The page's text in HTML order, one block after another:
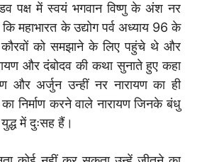
पक्ष में स्वयं भगवान विष्णु के अंश नर
महाभारत के उद्योग पर्व अध्याय 96 के
कौरवों को समझाने के लिए पहुंचे थे और
और दंबोदव की कथा सुनाते हुए कहा
और अर्जुन उन्हीं नर नारायण का ही
निर्माण करने वाले नारायण जिनके बंधु
में दुःसह हैं।